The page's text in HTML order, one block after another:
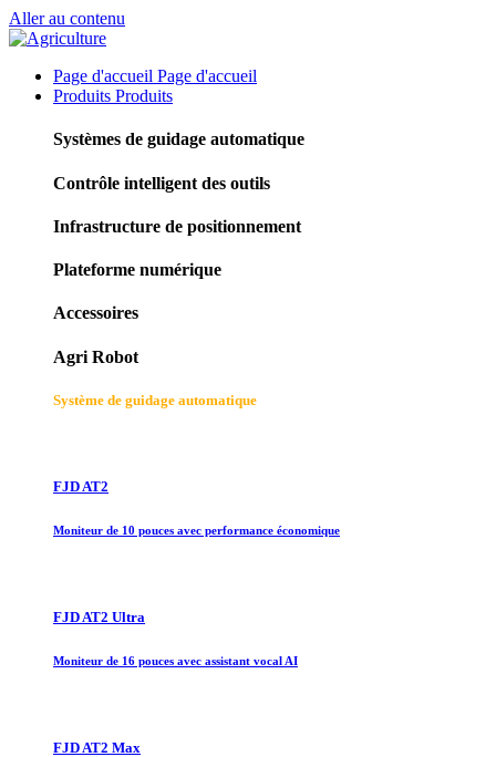
Aller au contenu
Page d'accueil Page d'accueil
Produits Produits
Systèmes de guidage automatique
Contrôle intelligent des outils
Infrastructure de positionnement
Plateforme numérique
Accessoires
Agri Robot
Système de guidage automatique
FJD AT2
Moniteur de 10 pouces avec performance économique
FJD AT2 Ultra
Moniteur de 16 pouces avec assistant vocal AI
FJD AT2 Max